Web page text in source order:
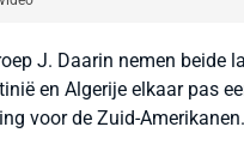
J. Daarin nemen beide
en Algerije elkaar pas
voor de Zuid-Amerikanen.